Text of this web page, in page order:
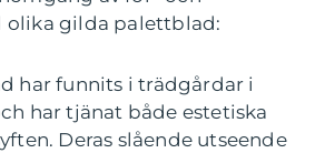
olika gilda palettblad:
har funnits i trädgårdar i
har tjänat både estetiska
Deras slående utseende